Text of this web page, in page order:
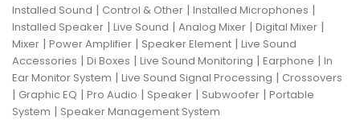
Installed Sound | Control & Other | Installed Microphones |
Installed Speaker | Live Sound | Analog Mixer | Digital Mixer |
Mixer | Power Amplifier | Speaker Element | Live Sound
Accessories | Di Boxes | Live Sound Monitoring | Earphone | In
Ear Monitor System | Live Sound Signal Processing | Crossovers
| Graphic EQ | Pro Audio | Speaker | Subwoofer | Portable
System | Speaker Management System